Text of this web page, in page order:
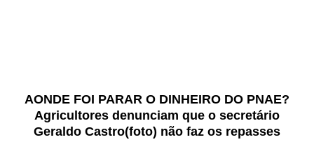
AONDE FOI PARAR O DINHEIRO DO PNAE?
Agricultores denunciam que o secretário
Geraldo Castro(foto) não faz os repasses